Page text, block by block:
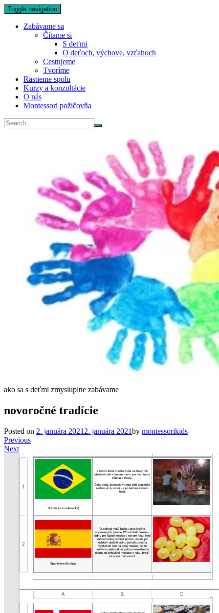
Toggle navigation
Zabávame sa
Čítame si
S deťmi
O deťoch, výchove, vzťahoch
Cestujeme
Tvoríme
Rastieme spolu
Kurzy a konzultácie
O nás
Montessori požičovňa
ako sa s deťmi zmysluplne zabávame
novoročné tradície
Posted on 2. januára 2021 2. januára 2021by montessorikids
Previous
Next